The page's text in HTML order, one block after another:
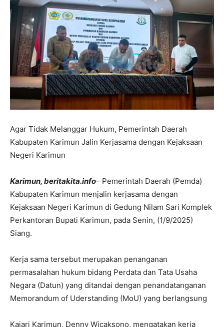
Agar Tidak Melanggar Hukum, Pemerintah Daerah
Kabupaten Karimun Jalin Kerjasama dengan Kejaksaan
Negeri Karimun
Karimun, beritakita.info– Pemerintah Daerah (Pemda)
Kabupaten Karimun menjalin kerjasama dengan
Kejaksaan Negeri Karimun di Gedung Nilam Sari Komplek
Perkantoran Bupati Karimun, pada Senin, (1/9/2025)
Siang.
Kerja sama tersebut merupakan penanganan
permasalahan hukum bidang Perdata dan Tata Usaha
Negara (Datun) yang ditandai dengan penandatanganan
Memorandum of Uderstanding (MoU) yang berlangsung
Kajari Karimun, Denny Wicaksono, mengatakan kerja